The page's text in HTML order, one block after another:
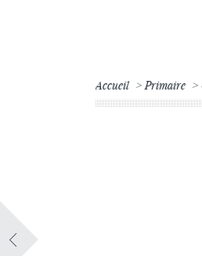
Accueil Primaire